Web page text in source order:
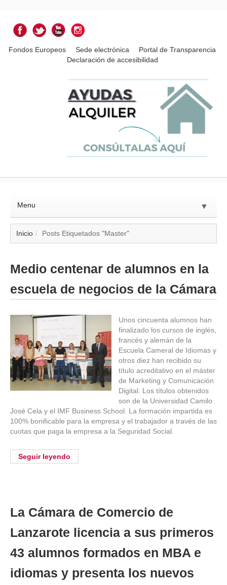
Fondos Europeos Sede electrónica
Portal de Transparencia
Declaración de accesibilidad
Menu ▼
▼
▼
▼
▼
Inicio Posts Etiquetados "Master"
Medio centenar de alumnos en la
escuela de negocios de la Cámara
Unos cincuenta alumnos han
finalizado los cursos de inglés,
francés y alemán de la
Escuela Cameral de Idiomas y
otros diez han recibido su
título acreditativo en el máster
de Marketing y Comunicación
Digital. Los títulos obtenidos
son de la Universidad Camilo
José Cela y el IMF Business School. La formación impartida es
100% bonificable para la empresa y el trabajador a través de las
cuotas que paga la empresa a la Seguridad Social.
Seguir leyendo
La Cámara de Comercio de
Lanzarote licencia a sus primeros
43 alumnos formados en MBA e
idiomas y presenta los nuevos